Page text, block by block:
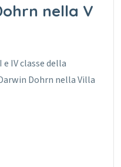
nella V
IV classe della
Dohrn nella Villa